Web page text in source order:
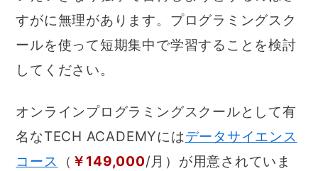
すがに無理があります。プログラミングスク
ールを使って短期集中で学習することを検討
してください。
オンラインプログラミングスクールとして有
名なTECH ACADEMYにはデータサイエンス
コース
（ ￥149,000/月）が用意されていま